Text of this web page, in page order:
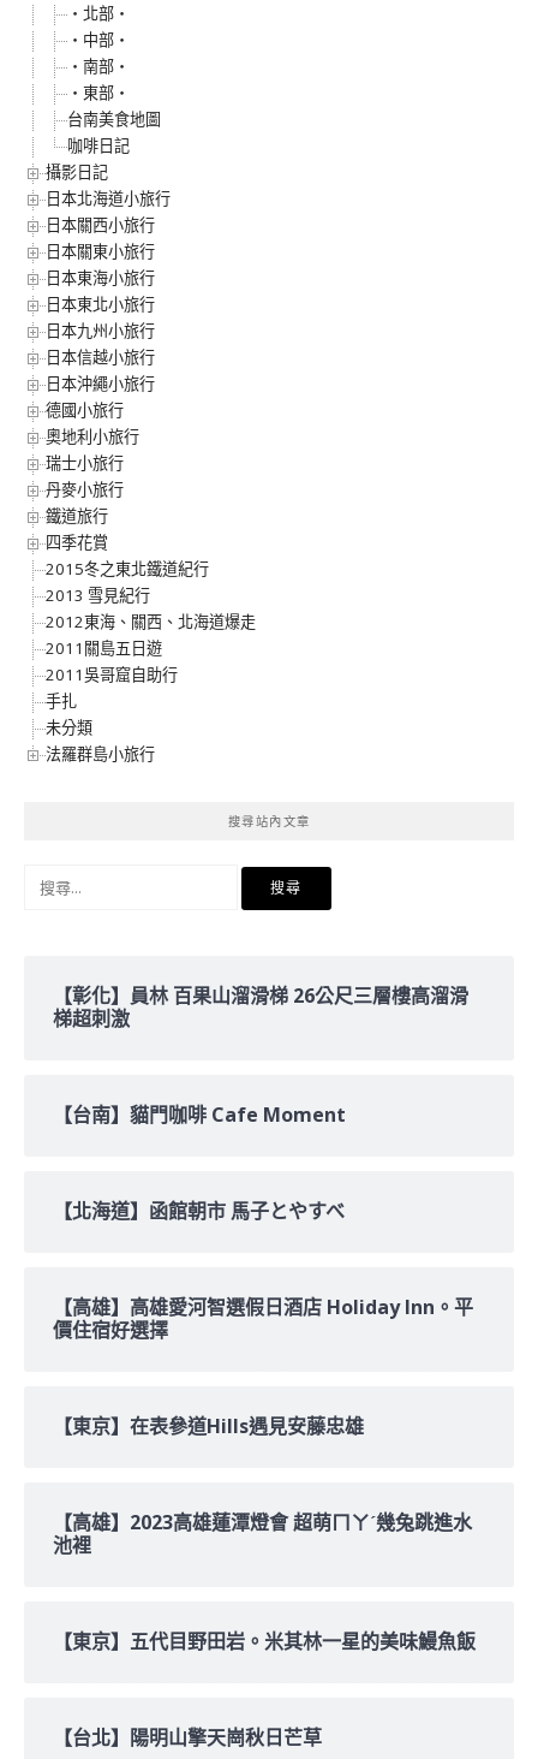
‧北部‧
‧中部‧
‧南部‧
‧東部‧
台南美食地圖
咖啡日記
攝影日記
日本北海道小旅行
日本關西小旅行
日本關東小旅行
日本東海小旅行
日本東北小旅行
日本九州小旅行
日本信越小旅行
日本沖繩小旅行
德國小旅行
奧地利小旅行
瑞士小旅行
丹麥小旅行
鐵道旅行
四季花賞
2015冬之東北鐵道紀行
2013 雪見紀行
2012東海、關西、北海道爆走
2011關島五日遊
2011吳哥窟自助行
手扎
未分類
法羅群島小旅行
搜尋站內文章
【彰化】員林 百果山溜滑梯 26公尺三層樓高溜滑
梯超刺激
【台南】貓門咖啡 Cafe Moment
【北海道】函館朝市 馬子とやすべ
【高雄】高雄愛河智選假日酒店 Holiday Inn。平
價住宿好選擇
【東京】在表參道Hills遇見安藤忠雄
【高雄】2023高雄蓮潭燈會 超萌ㄇㄚˊ幾兔跳進水
池裡
【東京】五代目野田岩。米其林一星的美味鰻魚飯
【台北】陽明山擎天崗秋日芒草